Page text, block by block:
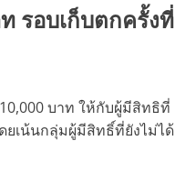
รอบเก็บตกครั้งที่
บาท ให้กับผู้มีสิทธิที่
ยเน้นกลุ่มผู้มีสิทธิ์ที่ยังไม่ได้